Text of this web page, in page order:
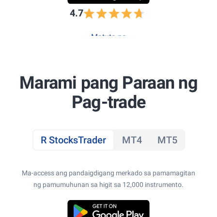
4.7
Matuto pa
Marami pang Paraan ng
Pag-trade
R StocksTrader MT4 MT5
Ma-access ang pandaigdigang merkado sa pamamagitan
ng pamumuhunan sa higit sa 12,000 instrumento.